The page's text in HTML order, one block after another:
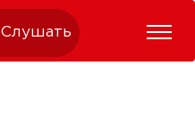
Слушать online